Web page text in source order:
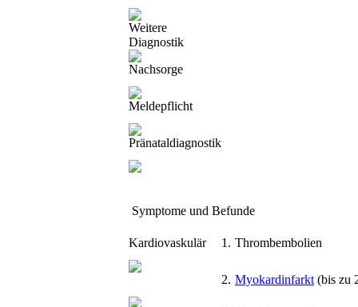
Weitere
Diagnostik
Nachsorge
Meldepflicht
Pränataldiagnostik
Symptome und Befunde
Kardiovaskulär 1. Thrombembolien
2. Myokardinfarkt (bis zu